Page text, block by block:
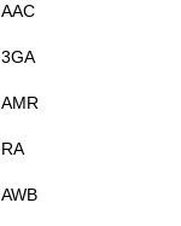
AAC
3GA
AMR
RA
AWB